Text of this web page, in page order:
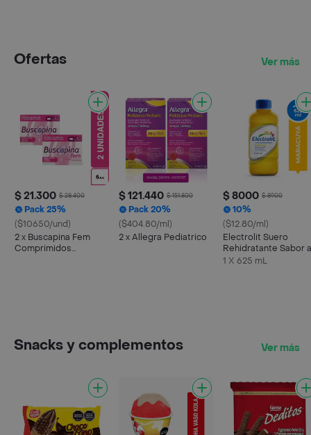
Ofertas Ver más
$ 21.300 $ 28.400
Pack 25%
($10650/und)
2 x Buscapina Fem
Comprimidos
$ 121.440 $ 151.800
Pack 20%
($404.80/ml)
2 x Allegra Pediatrico
$ 8000 $ 8900
10%
($12.80/ml)
Electrolit Suero
Rehidratante Sabor a
Maracuyá
1 X 625 mL
Snacks y complementos Ver más